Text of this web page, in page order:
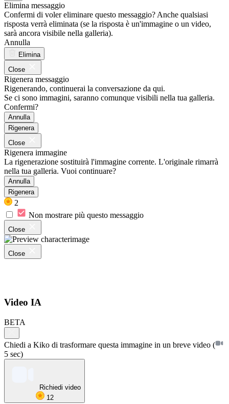
Elimina messaggio
Confermi di voler eliminare questo messaggio? Anche qualsiasi
risposta verrà eliminata (se la risposta è un'immagine o un video,
sarà ancora visibile nella galleria).
Annulla
Elimina
Close
Rigenera messaggio
Rigenerando, continuerai la conversazione da qui.
Se ci sono immagini, saranno comunque visibili nella tua galleria.
Confermi?
Annulla
Rigenera
Close
Rigenera immagine
La rigenerazione sostituirà l'immagine corrente. L'originale rimarrà
nella tua galleria. Vuoi continuare?
Annulla
Rigenera
2
Non mostrare più questo messaggio
Close
Close
Video IA
BETA
Chiedi a Kiko di trasformare questa immagine in un breve video (
5 sec)
Richiedi video
12